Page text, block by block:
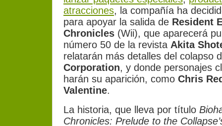
atracciones, la compañía ha
para apoyar la salida de Resident
Chronicles (Wii), que aparecerá
número 50 de la revista Akita
relatarán más detalles del colapso
Corporation, y donde personajes
harán su aparición, como Chris
Valentine.
La historia, que lleva por título
Chronicles: Prelude to the